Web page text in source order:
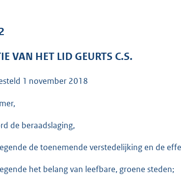
o
6
b
VAN HET LID GEURTS C.S.
1 november 2018
de beraadslaging,
de toenemende verstedelijking en de
het belang van leefbare, groene steden;